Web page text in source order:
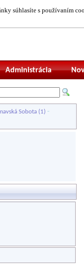
súhlasíte s používaním
Administrácia
Sobota (1) -